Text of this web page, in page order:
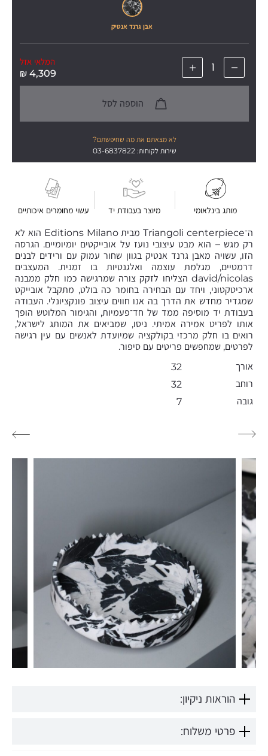
מותג בינלאומי מיוצר בעבודת יד עשוי מחומרים איכותיים
אבן גרנד אנטיק
4,309
₪
המלאי אזל
לא מצאתם את מה שחיפשתם?
שירות לקוחות: 03-6837822
ה־Triangoli centerpiece מבית Editions Milano הוא לא
רק מגש – הוא מבט עיצובי נועז על אובייקטים יומיומיים. הגרסה
הזו, עשויה מאבן גרנד אנטיק בגוון שחור עמוק עם ורידים לבנים
דרמטיים, מגלמת עוצמה ואלגנטיות בו זמנית. המעצבים
david/nicolas הצליחו לזקק צורה שמרגישה כמו חלק ממבנה
ארכיטקטוני, ויחד עם הבחירה בחומר כה בולט, מתקבל אובייקט
שמגדיר מחדש את הדרך בה אנו חווים עיצוב פונקציונלי. העבודה
בעבודת יד מוסיפה ממד של חד־פעמיות, והגימור המלוטש הופך
אותו לפריט אמירה אמיתי. ניסו, שמביאים את המותג לישראל,
רואים בו חלק מרכזי בקולקציה שמיועדת לאנשים עם עין רגישה
לפרטים, שמחפשים פריטים עם סיפור.
אורך
32
רוחב
32
גובה
7
הוראות ניקיון:
פרטי משלוח: